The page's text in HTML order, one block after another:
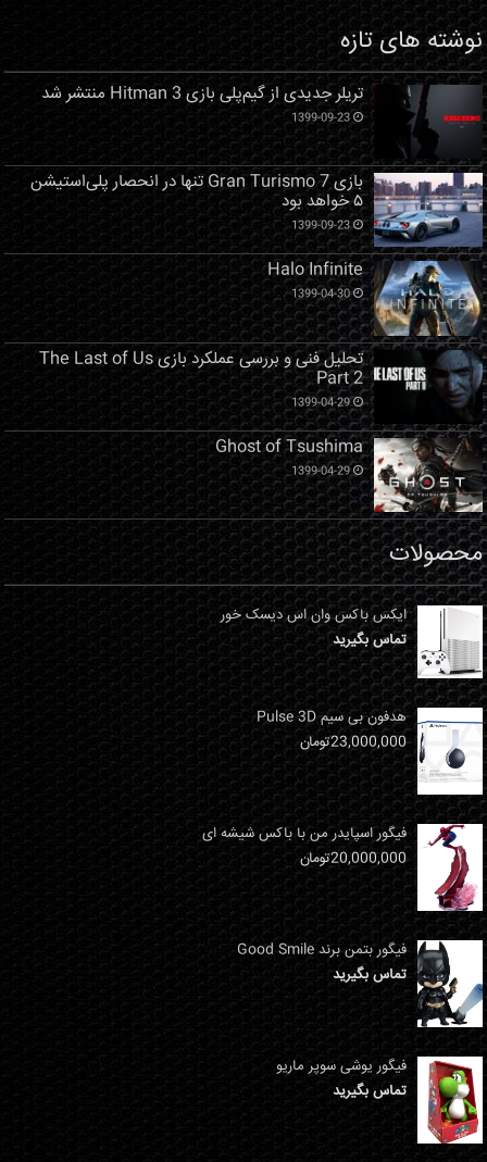
نوشته های تازه
تریلر جدیدی از گیم‌پلی بازی Hitman 3 منتشر شد
1399-09-23
بازی Gran Turismo 7 تنها در انحصار پلی‌استیشن
۵ خواهد بود
1399-09-23
Halo Infinite
1399-04-30
تحلیل فنی و بررسی عملکرد بازی The Last of Us
Part 2
1399-04-29
Ghost of Tsushima
1399-04-29
محصولات
ایکس باکس وان اس دیسک خور
تماس بگیرید
هدفون بی سیم Pulse 3D
23,000,000تومان
فیگور اسپایدر من با باکس شیشه ای
20,000,000تومان
فیگور بتمن برند Good Smile
تماس بگیرید
فیگور یوشی سوپر ماریو
تماس بگیرید